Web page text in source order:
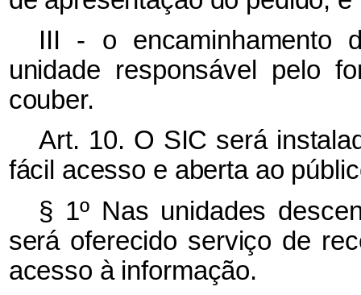
III - o encaminhamento
unidade responsável pelo
couber.
Art. 10. O SIC será
fácil acesso e aberta ao
§ 1º Nas unidades
será oferecido serviço de
acesso à informação.